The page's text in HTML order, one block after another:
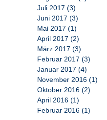
Juli 2017 (3)
Juni 2017 (3)
Mai 2017 (1)
April 2017 (2)
März 2017 (3)
Februar 2017 (3)
Januar 2017 (4)
November 2016 (1)
Oktober 2016 (2)
April 2016 (1)
Februar 2016 (1)